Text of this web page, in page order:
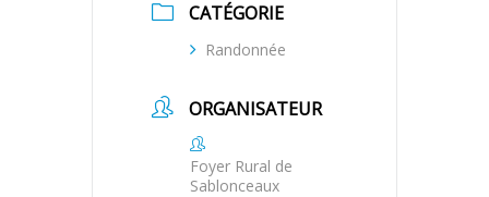
CATÉGORIE
Randonnée
ORGANISATEUR
Foyer Rural de
Sablonceaux